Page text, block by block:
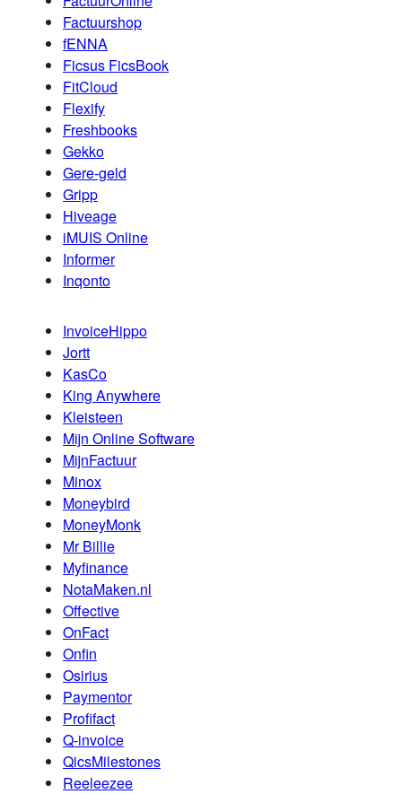
Factuurshop
fENNA
Ficsus FicsBook
FitCloud
Flexify
Freshbooks
Gekko
Gere-geld
Gripp
Hiveage
iMUIS Online
Informer
Inqonto
InvoiceHippo
Jortt
KasCo
King Anywhere
Kleisteen
Mijn Online Software
MijnFactuur
Minox
Moneybird
MoneyMonk
Mr Billie
Myfinance
NotaMaken.nl
Offective
OnFact
Onfin
Osirius
Paymentor
Profifact
Q-invoice
QicsMilestones
Reeleezee